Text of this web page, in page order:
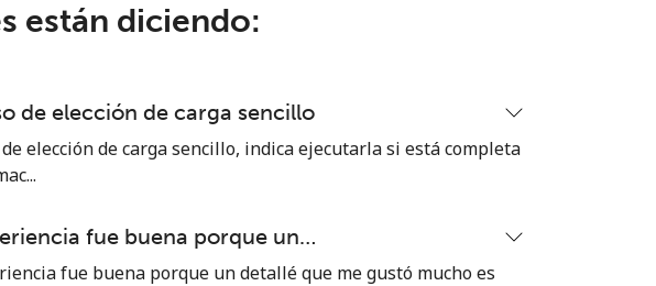
están diciendo:
de elección de carga sencillo
de elección de carga sencillo, indica ejecutarla si está completa
fue buena porque un…
fue buena porque un detallé que me gustó mucho es